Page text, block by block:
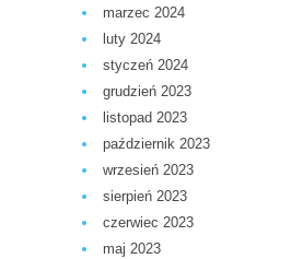
marzec 2024
luty 2024
styczeń 2024
grudzień 2023
listopad 2023
październik 2023
wrzesień 2023
sierpień 2023
czerwiec 2023
maj 2023